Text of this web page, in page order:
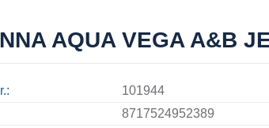
AQUA VEGA A&B
101944
8717524952389